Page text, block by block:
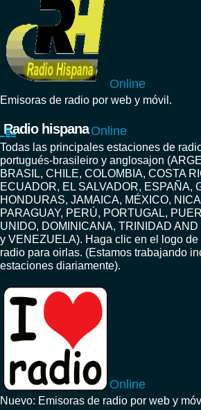
Online
Emisoras de radio por web y móvil.
Radio hispana Online
Todas las principales estaciones de
portugués-brasileiro y anglosajon
BRASIL, CHILE, COLOMBIA, COSTA
ECUADOR, EL SALVADOR, ESPAÑA,
HONDURAS, JAMAICA, MÉXICO,
PARAGUAY, PERÚ, PORTUGAL,
UNIDO, DOMINICANA, TRINIDAD
y VENEZUELA). Haga clic en el logo
radio para oirlas. (Estamos trabajando
estaciones diariamente).
Online
Nuevo: Emisoras de radio por web y